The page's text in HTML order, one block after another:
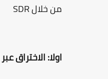
من خلال SDR
اولا: الاختراق